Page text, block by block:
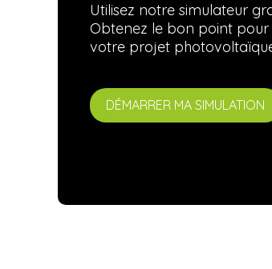
Utilisez notre simulateur
Obtenez le bon point
votre projet
DÉMARRER MA SIMULATION